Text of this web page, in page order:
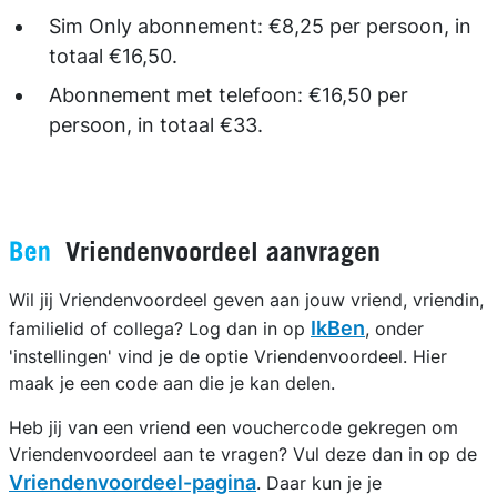
Sim Only abonnement: €8,25 per persoon, in
totaal €16,50.
Abonnement met telefoon: €16,50 per
persoon, in totaal €33.
Vriendenvoordeel aanvragen
Wil jij Vriendenvoordeel geven aan jouw vriend, vriendin,
familielid of collega? Log dan in op IkBen, onder
'instellingen' vind je de optie Vriendenvoordeel. Hier
maak je een code aan die je kan delen.
Heb jij van een vriend een vouchercode gekregen om
Vriendenvoordeel aan te vragen? Vul deze dan in op de
Vriendenvoordeel-pagina. Daar kun je je